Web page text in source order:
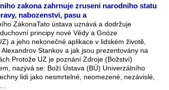
zakona zahrnuje zruseni narodniho statu
nabozenstvi, pasu a
ZákonaTato ústava uznává a dodržuje
principy nové Vědy a Gnóze
a jeho nekonečné aplikace v lidském životě,
Stankov a jak jsou prezentovány na
UZ je poznání Zdroje (Božství)
nazývá se: Boží Ústava (BÚ) Univerzálního
lidi jako nesmrtelné, neomezené, nezávislé,